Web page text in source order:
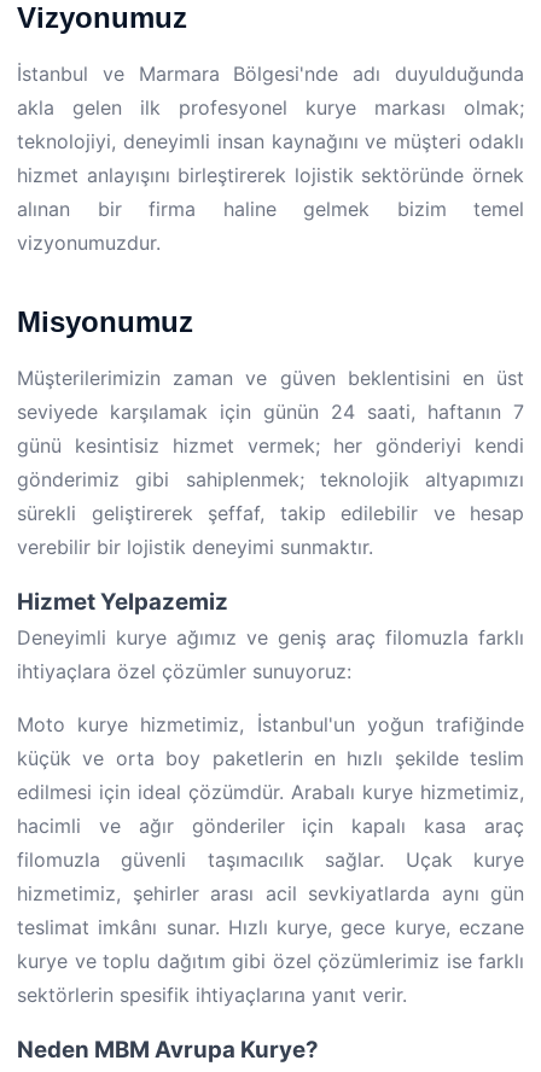
Vizyonumuz
İstanbul ve Marmara Bölgesi'nde adı duyulduğunda
akla gelen ilk profesyonel kurye markası olmak;
teknolojiyi, deneyimli insan kaynağını ve müşteri odaklı
hizmet anlayışını birleştirerek lojistik sektöründe örnek
alınan bir firma haline gelmek bizim temel
vizyonumuzdur.
Misyonumuz
Müşterilerimizin zaman ve güven beklentisini en üst
seviyede karşılamak için günün 24 saati, haftanın 7
günü kesintisiz hizmet vermek; her gönderiyi kendi
gönderimiz gibi sahiplenmek; teknolojik altyapımızı
sürekli geliştirerek şeffaf, takip edilebilir ve hesap
verebilir bir lojistik deneyimi sunmaktır.
Hizmet Yelpazemiz
Deneyimli kurye ağımız ve geniş araç filomuzla farklı
ihtiyaçlara özel çözümler sunuyoruz:
Moto kurye hizmetimiz, İstanbul'un yoğun trafiğinde
küçük ve orta boy paketlerin en hızlı şekilde teslim
edilmesi için ideal çözümdür. Arabalı kurye hizmetimiz,
hacimli ve ağır gönderiler için kapalı kasa araç
filomuzla güvenli taşımacılık sağlar. Uçak kurye
hizmetimiz, şehirler arası acil sevkiyatlarda aynı gün
teslimat imkânı sunar. Hızlı kurye, gece kurye, eczane
kurye ve toplu dağıtım gibi özel çözümlerimiz ise farklı
sektörlerin spesifik ihtiyaçlarına yanıt verir.
Neden MBM Avrupa Kurye?